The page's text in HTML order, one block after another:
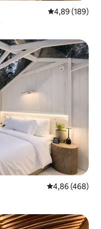
Gemiddelde
4,89 (189)
Gemiddelde
4,86 (468)